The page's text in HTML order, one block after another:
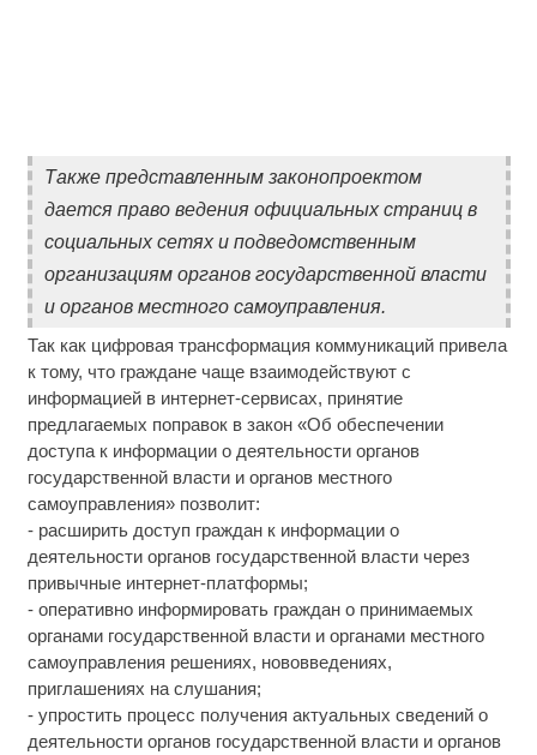
Также представленным законопроектом
дается право ведения официальных страниц в
социальных сетях и подведомственным
организациям органов государственной власти
и органов местного самоуправления.
Так как цифровая трансформация коммуникаций привела
к тому, что граждане чаще взаимодействуют с
информацией в интернет-сервисах, принятие
предлагаемых поправок в закон «Об обеспечении
доступа к информации о деятельности органов
государственной власти и органов местного
самоуправления» позволит:
- расширить доступ граждан к информации о
деятельности органов государственной власти через
привычные интернет-платформы;
- оперативно информировать граждан о принимаемых
органами государственной власти и органами местного
самоуправления решениях, нововведениях,
приглашениях на слушания;
- упростить процесс получения актуальных сведений о
деятельности органов государственной власти и органов